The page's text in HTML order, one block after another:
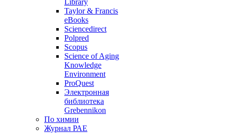
Library
Taylor & Francis
eBooks
Sciencedirect
Polpred
Scopus
Science of Aging
Knowledge
Environment
ProQuest
Электронная
библиотека
Grebennikon
По химии
Журнал РАЕ